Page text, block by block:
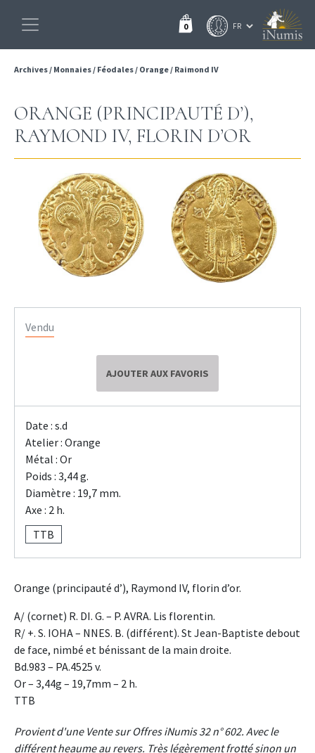
0
Archives/ Monnaies/ Féodales/ Orange/ Raimond IV
ORANGE (PRINCIPAUTÉ D’),
RAYMOND IV, FLORIN D’OR
Vendu
AJOUTER AUX FAVORIS
Date : s.d
Atelier : Orange
Métal : Or
Poids : 3,44 g.
Diamètre : 19,7 mm.
Axe : 2 h.
TTB
Orange (principauté d’), Raymond IV, florin d’or.
A/ (cornet) R. DI. G. – P. AVRA. Lis florentin.
R/ +. S. IOHA – NNES. B. (différent). St Jean-Baptiste debout
de face, nimbé et bénissant de la main droite.
Bd.983 – PA.4525 v.
Or – 3,44g – 19,7mm – 2 h.
TTB
Provient d'une Vente sur Offres iNumis 32 n° 602. Avec le
différent heaume au revers. Très légèrement frotté sinon un